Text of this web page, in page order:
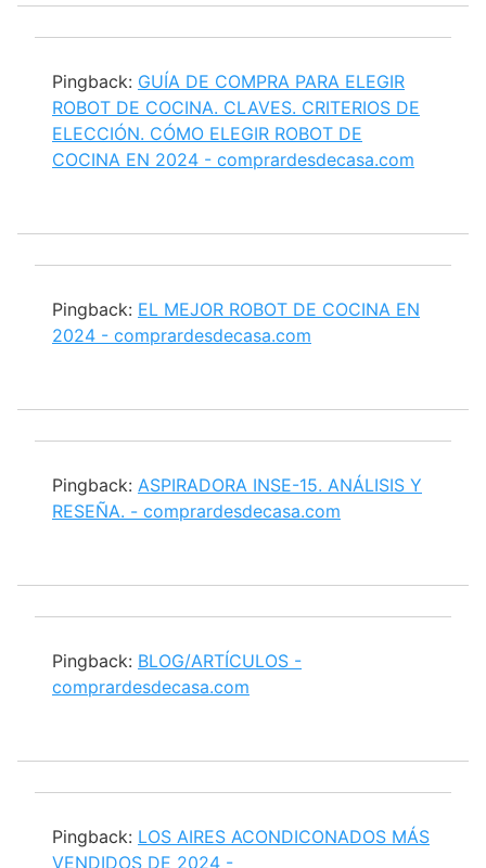
Pingback: GUÍA DE COMPRA PARA ELEGIR
ROBOT DE COCINA. CLAVES. CRITERIOS DE
ELECCIÓN. CÓMO ELEGIR ROBOT DE
COCINA EN 2024 - comprardesdecasa.com
Pingback: EL MEJOR ROBOT DE COCINA EN
2024 - comprardesdecasa.com
Pingback: ASPIRADORA INSE-15. ANÁLISIS Y
RESEÑA. - comprardesdecasa.com
Pingback: BLOG/ARTÍCULOS -
comprardesdecasa.com
Pingback: LOS AIRES ACONDICONADOS MÁS
VENDIDOS DE 2024 -